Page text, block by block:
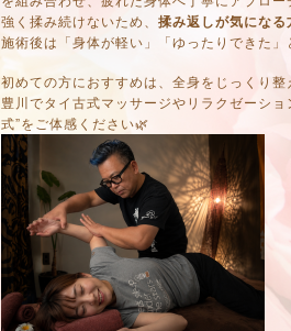
強く揉み続けないため、 揉み返しが気にな
施術後は「身体が軽い」「ゆったりできた
初めての方におすすめは、全身をじっくり整
豊川でタイ古式マッサージやリラクゼーシ
式”をご体感ください🌿